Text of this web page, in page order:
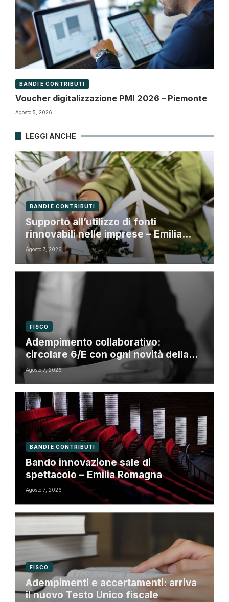
BANDI E CONTRIBUTI
Voucher digitalizzazione PMI 2026 – Piemonte
Agosto 5, 2026
LEGGI ANCHE
BANDI E CONTRIBUTI
Supporto all’utilizzo di fonti
rinnovabili nelle imprese – Emilia
Romagna
Agosto 7, 2026
FISCO
Adempimento collaborativo:
circolare 6/E con ogni novità della
riforma fiscale
Agosto 7, 2026
BANDI E CONTRIBUTI
Bando innovazione sale di
spettacolo – Emilia Romagna
Agosto 7, 2026
FISCO
Adempimenti e accertamenti: arriva
il nuovo Testo Unico fiscale